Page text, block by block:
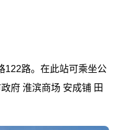
122路。在此站可乘坐公
府 淮滨商场 安成铺 田